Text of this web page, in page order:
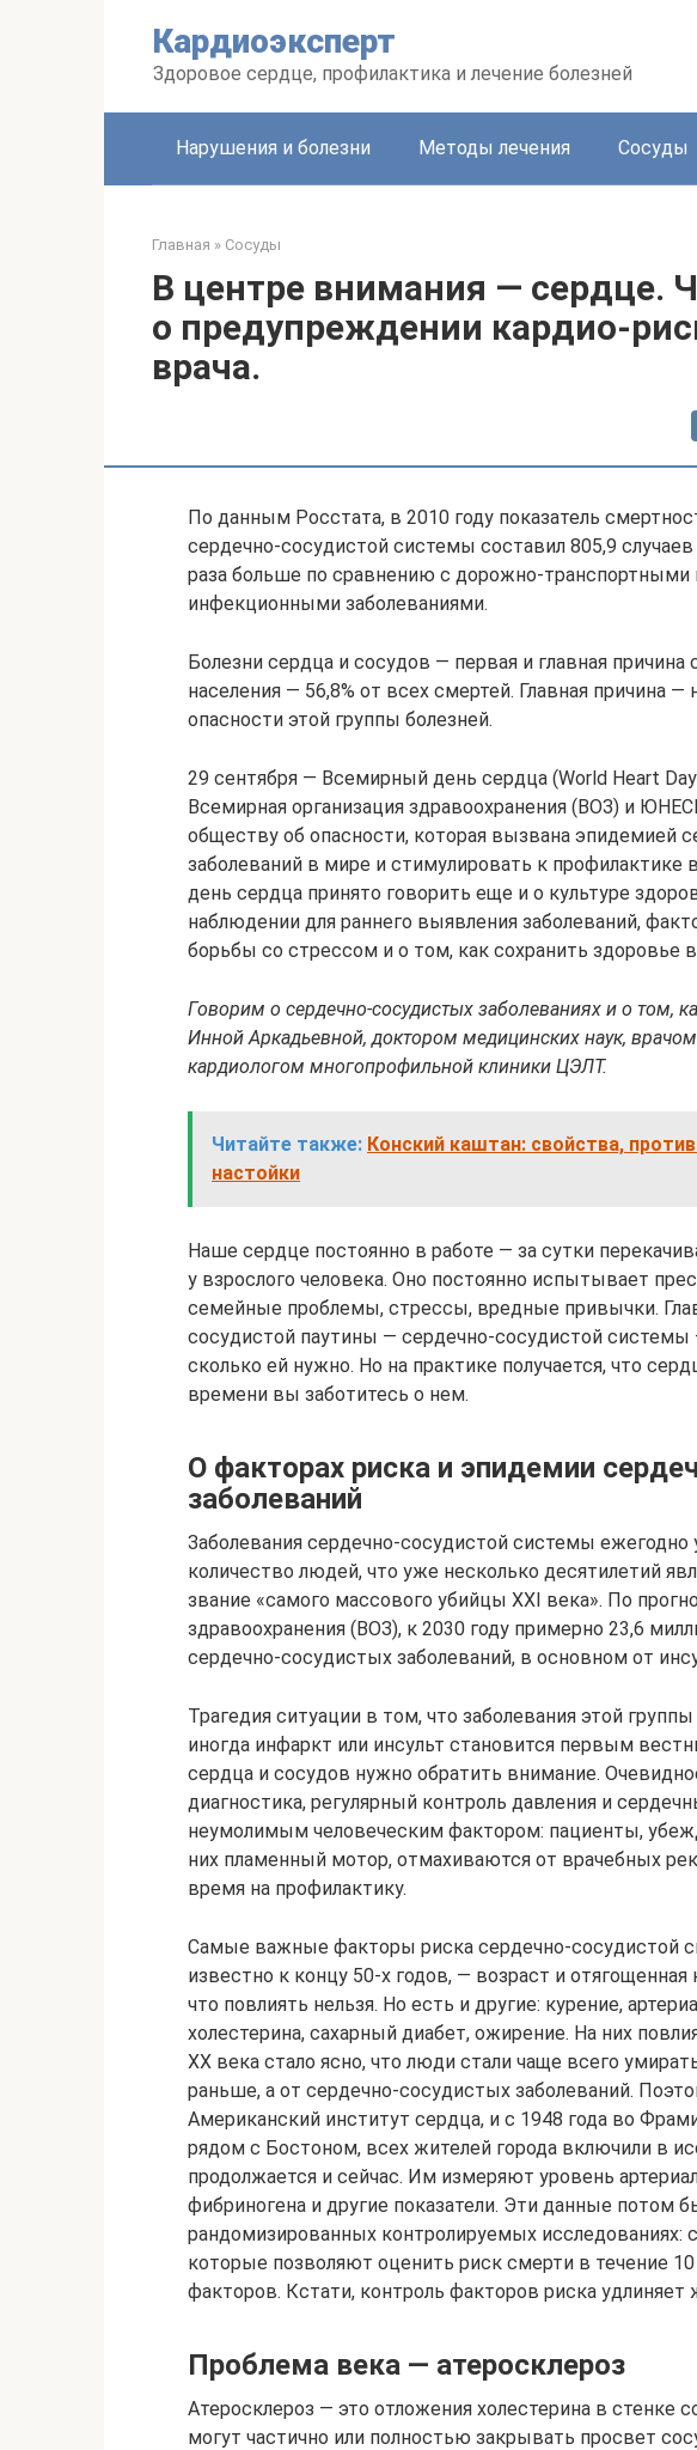
Кардиоэксперт
Здоровое сердце, профилактика и лечение болезней
Нарушения и болезни Методы лечения Сосуды
Главная » Сосуды
В центре внимания — сердце.
о предупреждении кардио-
врача.
По данным Росстата, в 2010 году показатель
сердечно-сосудистой системы составил 805,9
раза больше по сравнению с дорожно-
инфекционными заболеваниями.
Болезни сердца и сосудов — первая и главная причина
населения — 56,8% от всех смертей. Главная причина
опасности этой группы болезней.
29 сентября — Всемирный день сердца (World Heart
Всемирная организация здравоохранения (ВОЗ) и
обществу об опасности, которая вызвана эпидемией
заболеваний в мире и стимулировать к профилактике
день сердца принято говорить еще и о культуре
наблюдении для раннего выявления заболеваний,
борьбы со стрессом и о том, как сохранить здоровье в
Говорим о сердечно-сосудистых заболеваниях и о том,
Инной Аркадьевной, доктором медицинских наук,
кардиологом многопрофильной клиники ЦЭЛТ.
Читайте также: Конский каштан: свойства,
настойки
Наше сердце постоянно в работе — за сутки
у взрослого человека. Оно постоянно испытывает
семейные проблемы, стрессы, вредные привычки.
сосудистой паутины — сердечно-сосудистой
сколько ей нужно. Но на практике получается, что
времени вы заботитесь о нем.
О факторах риска и эпидемии
заболеваний
Заболевания сердечно-сосудистой системы ежегодно
количество людей, что уже несколько десятилетий
звание «самого массового убийцы ХХI века». По
здравоохранения (ВОЗ), к 2030 году примерно 23,6
сердечно-сосудистых заболеваний, в основном от
Трагедия ситуации в том, что заболевания этой
иногда инфаркт или инсульт становится первым
сердца и сосудов нужно обратить внимание.
диагностика, регулярный контроль давления и
неумолимым человеческим фактором: пациенты,
них пламенный мотор, отмахиваются от врачебных
время на профилактику.
Самые важные факторы риска сердечно-сосудистой
известно к концу 50-х годов, — возраст и
что повлиять нельзя. Но есть и другие: курение,
холестерина, сахарный диабет, ожирение. На них
ХХ века стало ясно, что люди стали чаще всего
раньше, а от сердечно-сосудистых заболеваний.
Американский институт сердца, и с 1948 года во
рядом с Бостоном, всех жителей города включили в
продолжается и сейчас. Им измеряют уровень
фибриногена и другие показатели. Эти данные потом
рандомизированных контролируемых исследованиях:
которые позволяют оценить риск смерти в течение
факторов. Кстати, контроль факторов риска удлиняет
Проблема века — атеросклероз
Атеросклероз — это отложения холестерина в стенке
могут частично или полностью закрывать просвет